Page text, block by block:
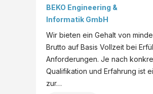
BEKO Engineering &
Informatik GmbH
Wir bieten ein Gehalt von
Brutto auf Basis Vollzeit bei
Anforderungen. Je nach
Qualifikation und Erfahrung ist
zur…